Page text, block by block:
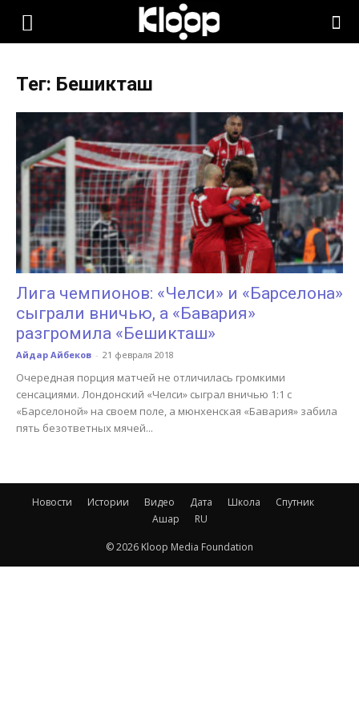
KLOOP.KG
Новости
Кыргызстана
Тег: Бешикташ
Лига чемпионов: «Челси» и «Барселона»
сыграли вничью, а «Бавария»
разгромила «Бешикташ»
Айдар Айбеков - 21 февраля 2018
Очередная порция матчей не отличилась громкими
сенсациями. Лондонский «Челси» сыграл вничью 1:1 с
«Барселоной» на своем поле, а мюнхенская «Бавария» забила
пять безответных мячей...
Новости Истории Видео Дата Школа
Спутник
Ашар
RU
© 2026 Kloop Media Foundation